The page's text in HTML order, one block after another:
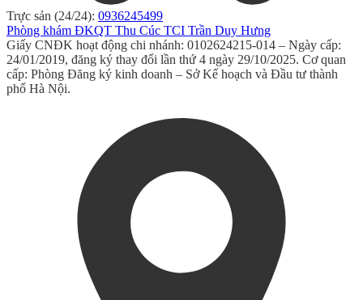
Trực sản (24/24): 0936245499
Phòng khám ĐKQT Thu Cúc TCI Trần Duy Hưng
Giấy CNĐK hoạt động chi nhánh: 0102624215-014 – Ngày cấp:
24/01/2019, đăng ký thay đổi lần thứ 4 ngày 29/10/2025. Cơ quan
cấp: Phòng Đăng ký kinh doanh – Sở Kế hoạch và Đầu tư thành
phố Hà Nội.